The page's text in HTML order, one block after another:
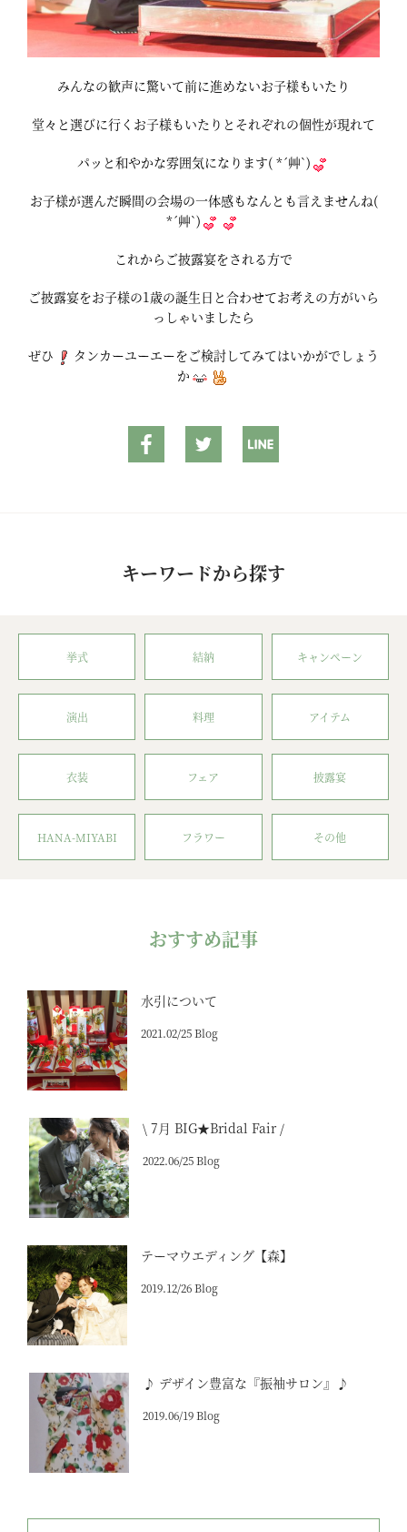
みんなの歓声に驚いて前に進めないお子様もいたり
堂々と選びに行くお子様もいたりとそれぞれの個性が現れて
パッと和やかな雰囲気になります( *´艸`)
お子様が選んだ瞬間の会場の一体感もなんとも言えませんね(
*´艸`)
これからご披露宴をされる方で
ご披露宴をお子様の1歳の誕生日と合わせてお考えの方がいら
っしゃいましたら
ぜひ
タンカーユーエーをご検討してみてはいかがでしょう
か
キーワードから探す
挙式 結納 キャンペーン
演出 料理 アイテム
衣装 フェア 披露宴
HANA-MIYABI フラワー その他
おすすめ記事
水引について
2021.02/25 Blog
\ 7月 BIG★Bridal Fair /
2022.06/25 Blog
テーマウエディング【森】
2019.12/26 Blog
♪ デザイン豊富な『振袖サロン』♪
2019.06/19 Blog